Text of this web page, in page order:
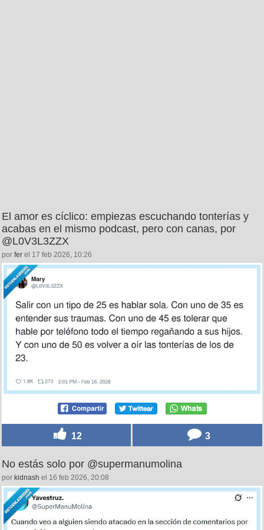
El amor es cíclico: empiezas escuchando tonterías y
acabas en el mismo podcast, pero con canas, por
@L0V3L3ZZX
por fer el 17 feb 2026, 10:26
12 3
No estás solo por @supermanumolina
por kidnash el 16 feb 2026, 20:08